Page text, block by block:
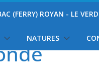
(FERRY) ROYAN - LE
NATURES